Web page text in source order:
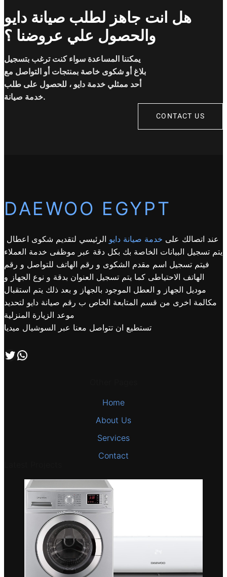
هل انت جاهز لطلب صيانة دايو
والحصول علي عروضنا ؟
يمكننا المساعدة سواء كنت ترغب بتسجيل
بلاغ أو شكوى خاصة بمنتجات أو التواصل مع
أحد ممثلي خدمة دايو ، للحصول على طلب
خدمة صيانة.
CONTACT US
DAEWOO EGYPT
عند اتصالك على خدمة صيانة دايو الرئيسي لتقديم شكوى اعطال
يتم تسجيل البيانات الخاصة بك بكل دقة عبر موظفى خدمة العملاء
فيتم تسجيل اسم مقدم الشكوى و رقم الهاتف للتواصل و رقم
الهاتف الاحتياطى كما يتم تسجيل العنوان بدقة و نوع الجهاز و
موديل الجهاز و العطل الموجود بالجهاز و بعد ذلك يتم استقبال
مكالمة اخرى من قسم المتابعة الخاص ب رقم صيانة دايو لتحديد
موعد الزيارة المنزلية
تستطيع ان تتواصل معنا عبر السوشيال ميديا
تابعنا علي صفحة التويتر اتصل بنا علي طريق الوتساب
Home
About Us
Services
Contact